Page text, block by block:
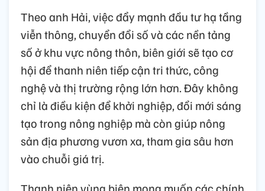
Theo anh Hải, việc đẩy mạnh đầu tư hạ tầng
viễn thông, chuyển đổi số và các nền tảng
số ở khu vực nông thôn, biên giới sẽ tạo cơ
hội để thanh niên tiếp cận tri thức, công
nghệ và thị trường rộng lớn hơn. Đây không
chỉ là điều kiện để khởi nghiệp, đổi mới sáng
tạo trong nông nghiệp mà còn giúp nông
sản địa phương vươn xa, tham gia sâu hơn
vào chuỗi giá trị.
Thanh niên vùng biên mong muốn các chính